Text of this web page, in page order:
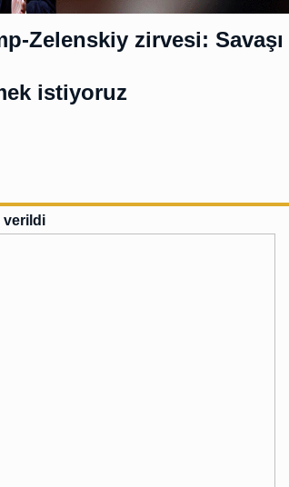
Zelenskiy zirvesi: Savaşı
istiyoruz
verildi